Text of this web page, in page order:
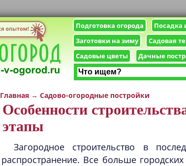
Подготовка огорода Посадка
Заготовки на зиму
Садовая
Садовые цветы
Дачные
Главная → Садово-огородные постройки
Особенности
этапы
Загородное строительство в
распространение. Все больше